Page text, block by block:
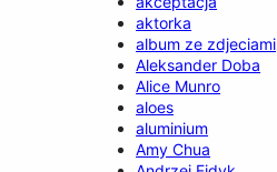
aktorka
album ze zdjeciami
Aleksander Doba
Alice Munro
aloes
aluminium
Amy Chua